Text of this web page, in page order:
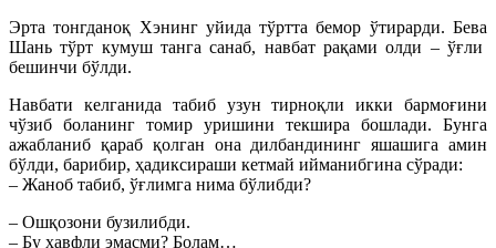
Эрта тонгданоқ Хэнинг уйида тўртта бемор ўтирарди. Бева
Шань тўрт кумуш танга санаб, навбат рақами олди – ўғли
бешинчи бўлди.
Навбати келганида табиб узун тирноқли икки бармоғини
чўзиб боланинг томир уришини текшира бошлади. Бунга
ажабланиб қараб қолган она дилбандининг яшашига амин
бўлди, барибир, ҳадиксираши кетмай ийманибгина сўради:
– Жаноб табиб, ўғлимга нима бўлибди?
– Ошқозони бузилибди.
– Бу хавфли эмасми? Болам…